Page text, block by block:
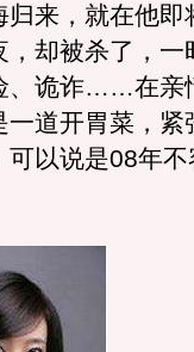
来，就在他即
却被杀了，一
、诡诈……在亲
道开胃菜，紧
以说是08年